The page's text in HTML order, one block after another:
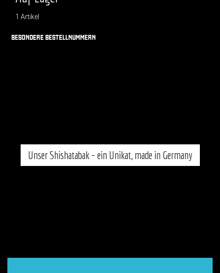
1 Artikel
BESONDERE BESTELLNUMMERN
Unser Shishatabak – ein Unikat, made in Germany